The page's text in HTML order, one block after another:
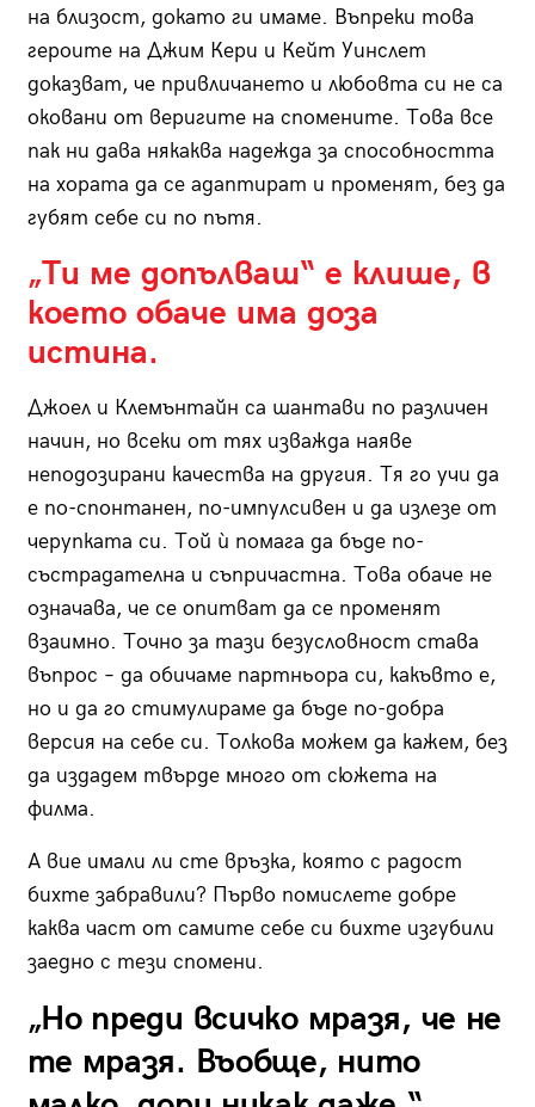
на близост, докато ги имаме. Въпреки това
героите на Джим Кери и Кейт Уинслет
доказват, че привличането и любовта си не са
оковани от веригите на спомените. Това все
пак ни дава някаква надежда за способността
на хората да се адаптират и променят, без да
губят себе си по пътя.
„Ти ме допълваш“ е клише, в
което обаче има доза
истина.
Джоел и Клемънтайн са шантави по различен
начин, но всеки от тях изважда наяве
неподозирани качества на другия. Тя го учи да
е по-спонтанен, по-импулсивен и да излезе от
черупката си. Той ѝ помага да бъде по-
състрадателна и съпричастна. Това обаче не
означава, че се опитват да се променят
взаимно. Точно за тази безусловност става
въпрос – да обичаме партньора си, какъвто е,
но и да го стимулираме да бъде по-добра
версия на себе си. Толкова можем да кажем, без
да издадем твърде много от сюжета на
филма.
А вие имали ли сте връзка, която с радост
бихте забравили? Първо помислете добре
каква част от самите себе си бихте изгубили
заедно с тези спомени.
„Но преди всичко мразя, че не
те мразя. Въобще, нито